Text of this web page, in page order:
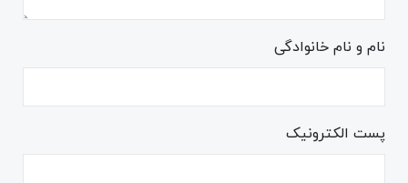
نام و نام خانوادگی
پست الکترونیک